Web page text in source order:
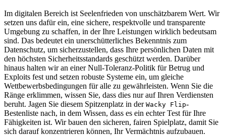
Im digitalen Bereich ist Seelenfrieden von unschätzbarem Wert. Wir
setzen uns dafür ein, eine sichere, respektvolle und transparente
Umgebung zu schaffen, in der Ihre Leistungen wirklich bedeutsam
sind. Das bedeutet ein unerschütterliches Bekenntnis zum
Datenschutz, um sicherzustellen, dass Ihre persönlichen Daten mit
den höchsten Sicherheitsstandards geschützt werden. Darüber
hinaus halten wir an einer Null-Toleranz-Politik für Betrug und
Exploits fest und setzen robuste Systeme ein, um gleiche
Wettbewerbsbedingungen für alle zu gewährleisten. Wenn Sie die
Ränge erklimmen, wissen Sie, dass dies nur auf Ihren Verdiensten
beruht. Jagen Sie diesem Spitzenplatz in der Wacky Flip-
Bestenliste nach, in dem Wissen, dass es ein echter Test für Ihre
Fähigkeiten ist. Wir bauen den sicheren, fairen Spielplatz, damit Sie
sich darauf konzentrieren können, Ihr Vermächtnis aufzubauen.